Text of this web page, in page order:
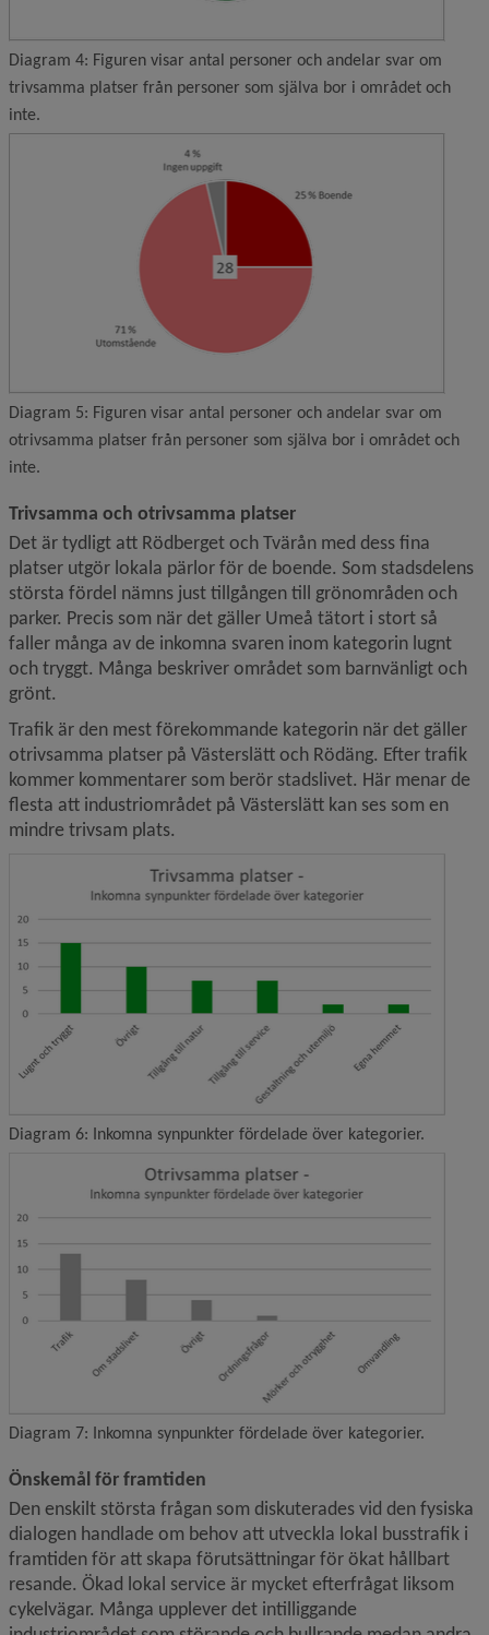
Diagram 4: Figuren visar antal personer och andelar svar om
trivsamma platser från personer som själva bor i området och
inte.
Diagram 5: Figuren visar antal personer och andelar svar om
otrivsamma platser från personer som själva bor i området och
inte.
Trivsamma och otrivsamma platser
Det är tydligt att Rödberget och Tvärån med dess fina
platser utgör lokala pärlor för de boende. Som stadsdelens
största fördel nämns just tillgången till grönområden och
parker. Precis som när det gäller Umeå tätort i stort så
faller många av de inkomna svaren inom kategorin lugnt
och tryggt. Många beskriver området som barnvänligt och
grönt.
Trafik är den mest förekommande kategorin när det gäller
otrivsamma platser på Västerslätt och Rödäng. Efter trafik
kommer kommentarer som berör stadslivet. Här menar de
flesta att industriområdet på Västerslätt kan ses som en
mindre trivsam plats.
Diagram 6: Inkomna synpunkter fördelade över kategorier.
Diagram 7: Inkomna synpunkter fördelade över kategorier.
Önskemål för framtiden
Den enskilt största frågan som diskuterades vid den fysiska
dialogen handlade om behov att utveckla lokal busstrafik i
framtiden för att skapa förutsättningar för ökat hållbart
resande. Ökad lokal service är mycket efterfrågat liksom
cykel­vägar. Många upplever det intilliggande